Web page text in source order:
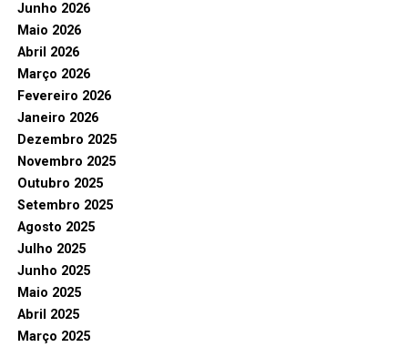
Junho 2026
Maio 2026
Abril 2026
Março 2026
Fevereiro 2026
Janeiro 2026
Dezembro 2025
Novembro 2025
Outubro 2025
Setembro 2025
Agosto 2025
Julho 2025
Junho 2025
Maio 2025
Abril 2025
Março 2025